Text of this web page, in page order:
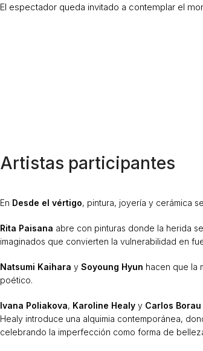
El espectador queda invitado a contemplar el
Artistas participantes
En Desde el vértigo, pintura, joyería y cerámica
Rita Paisana abre con pinturas donde la herida
imaginados que convierten la vulnerabilidad en
Natsumi Kaihara y Soyoung Hyun hacen que la
poético.
Ivana Poliakova, Karoline Healy y Carlos Borau
Healy introduce una alquimia contemporánea,
celebrando la imperfección como forma de